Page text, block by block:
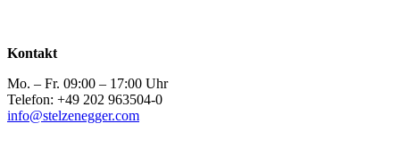
Kontakt
Mo. – Fr. 09:00 – 17:00 Uhr
Telefon: +49 202 963504-0
info@stelzenegger.com